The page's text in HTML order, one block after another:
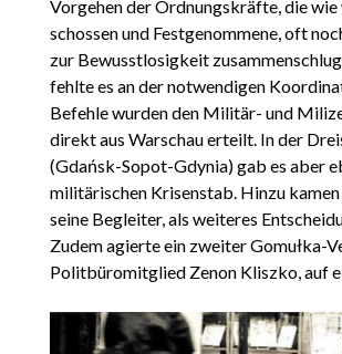
Vorgehen der Ordnungskräfte, die wie
schossen und Festgenommene, oft
zur Bewusstlosigkeit
fehlte es an der notwendigen
Befehle wurden den Militär- und
direkt aus Warschau erteilt. In der
(Gdańsk-Sopot-Gdynia) gab es aber
militärischen Krisenstab. Hinzu
seine Begleiter, als weiteres
Zudem agierte ein zweiter Gomułka-
Politbüromitglied Zenon Kliszko, auf